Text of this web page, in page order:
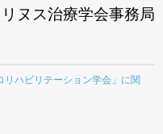
ヌス治療学会事務局
リハビリテーション学会」に関